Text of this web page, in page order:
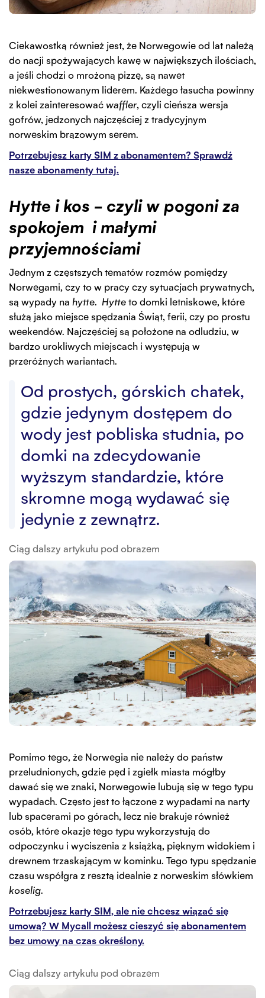
Ciekawostką również jest, że Norwegowie od lat należą
do nacji spożywających kawę w największych ilościach,
a jeśli chodzi o mrożoną pizzę, są nawet
niekwestionowanym liderem. Każdego łasucha powinny
z kolei zainteresować waffler, czyli cieńsza wersja
gofrów, jedzonych najczęściej z tradycyjnym
norweskim brązowym serem.
Potrzebujesz karty SIM z abonamentem? Sprawdź
nasze abonamenty tutaj.
Hytte i kos – czyli w pogoni za
spokojem i małymi
przyjemnościami
Jednym z częstszych tematów rozmów pomiędzy
Norwegami, czy to w pracy czy sytuacjach prywatnych,
są wypady na hytte. Hytteto domki letniskowe, które
służą jako miejsce spędzania Świąt, ferii, czy po prostu
weekendów. Najczęściej są położone na odludziu, w
bardzo urokliwych miejscach i występują w
przeróżnych wariantach.
Od prostych, górskich chatek,
gdzie jedynym dostępem do
wody jest pobliska studnia, po
domki na zdecydowanie
wyższym standardzie, które
skromne mogą wydawać się
jedynie z zewnątrz.
Ciąg dalszy artykułu pod obrazem
Pomimo tego, że Norwegia nie należy do państw
przeludnionych, gdzie pęd i zgiełk miasta mógłby
dawać się we znaki, Norwegowie lubują się w tego typu
wypadach. Często jest to łączone z wypadami na narty
lub spacerami po górach, lecz nie brakuje również
osób, które okazje tego typu wykorzystują do
odpoczynku i wyciszenia z książką, pięknym widokiem i
drewnem trzaskającym w kominku. Tego typu spędzanie
czasu współgra z resztą idealnie z norweskim słówkiem
koselig.
Potrzebujesz karty SIM, ale nie chcesz wiązać się
umową? W Mycall możesz cieszyć się abonamentem
bez umowy na czas określony.
Ciąg dalszy artykułu pod obrazem